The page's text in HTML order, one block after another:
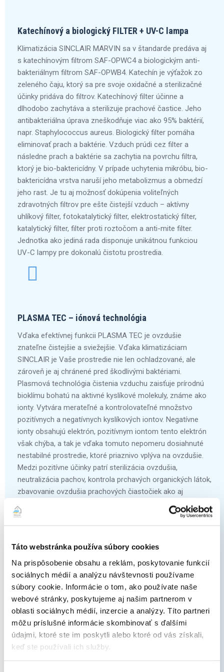
Táto webstránka používa súbory cookies
Na prispôsobenie obsahu a reklám, poskytovanie funkcií
sociálnych médií a analýzu návštevnosti používame
súbory cookie. Informácie o tom, ako používate naše
webové stránky, poskytujeme aj našim partnerom v
oblasti sociálnych médií, inzercie a analýzy. Títo partneri
môžu príslušné informácie skombinovať s ďalšími
údajmi, ktoré ste im poskytli alebo ktoré od vás získali,
keď ste používali ich služby.
Katechínový a biologický FILTER + UV-C lampa
Klimatizácia SINCLAIR MARVIN sa v štandarde predáva aj
s katechínovým filtrom SAF-OPWC4 a biologickým anti-
bakteriálnym filtrom SAF-OPWB4. Katechín je výťažok zo
zeleného čaju, ktorý sa pre svoje oxidačné a sterilizačné
účinky pridáva do filtrov. Katechínový filter účinne a
dlhodobo zachytáva a sterilizuje prachové častice. Jeho
antibakteriálna úprava zneškodňuje viac ako 95% baktérií,
napr. Staphylococcus aureus. Biologický filter pomáha
eliminovať prach a baktérie. Vzduch prúdi cez filter a
následne prach a baktérie sa zachytia na povrchu filtra,
ktorý je bio-baktericídny. V prípade uchytenia mikróbu, bio-
baktericídna vrstva naruší jeho metabolizmus a obmedzí
jeho rast. Je tu aj možnosť dokúpenia voliteľných
zdravotných filtrov pre ešte čistejší vzduch – aktívny
uhlíkový filter, fotokatalytický filter, elektrostatický filter,
katalytický filter, filter proti roztočom a anti-mite filter.
Jednotka ako jediná rada disponuje unikátnou funkciou
UV-C lampy pre dokonalú čistotu prostredia.
PLASMA TEC – iónová technológia
Vďaka efektívnej funkcii PLASMA TEC je ovzdušie
znateľne čistejšie a sviežejšie. Vďaka klimatizáciam
SINCLAIR je Vaše prostredie nie len ochladzované, ale
zároveň je aj chránené pred škodlivými baktériami.
Plasmová technológia čistenia vzduchu zaisťuje prírodnú
bioklímu bohatú na aktivné kyslíkové molekuly, známe ako
ionty. Vytvára merateľné a kontrolovateľné množstvo
pozitívnych a negatívnych kyslíkových iontov. Negatívne
ionty obsahujú elektrón, pozitívnym iontom tento elektrón
však chýba, a tak je vďaka tomuto nepomeru dosiahnuté
nestabilné prostredie, ktoré priaznivo vplýva na ovzdušie.
Medzi pozitívne účinky patrí sterilizácia ovzdušia,
neutralizácia pachov, kontrola prchavých organických látok,
zbavovanie ovzdušia prachových čiastočiek ako aj
znižovanie alergénov, čo priaznivo pôsobí najmä pre
alergikov.
Komfortný spánok
Klimatizácia umožňuje prepnúť do módu, ktorý zákazníci
ocenia najmä v spálni alebo v bežné dni. Môžete si nastaviť
automatický režim, ktorý upravuje teplotu počas spánku,
tak aby sa znižovala/ zvyšovala podľa používania v
chladení/kúrení, a klientom priniesla maximálne pohodlie,
príp. si nastaviť vlastný režim pre spánok.